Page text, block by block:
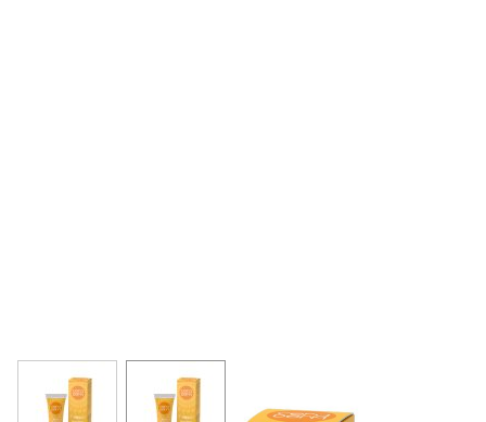
View larger imageView larger image